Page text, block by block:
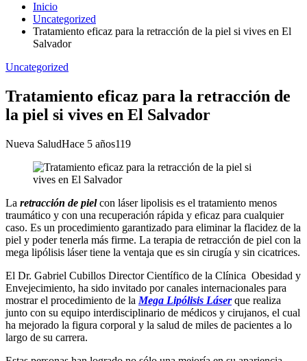
Inicio
Uncategorized
Tratamiento eficaz para la retracción de la piel si vives en El
Salvador
Uncategorized
Tratamiento eficaz para la retracción de
la piel si vives en El Salvador
Nueva SaludHace 5 años119
La retracción de pielcon láser lipolisis es el tratamiento menos
traumático y con una recuperación rápida y eficaz para cualquier
caso. Es un procedimiento garantizado para eliminar la flacidez de la
piel y poder tenerla más firme. La terapia de retracción de piel con la
mega lipólisis láser tiene la ventaja que es sin cirugía y sin cicatrices.
El Dr. Gabriel Cubillos Director Científico de la Clínica Obesidad y
Envejecimiento, ha sido invitado por canales internacionales para
mostrar el procedimiento de la Mega Lipólisis Láserque realiza
junto con su equipo interdisciplinario de médicos y cirujanos, el cual
ha mejorado la figura corporal y la salud de miles de pacientes a lo
largo de su carrera.